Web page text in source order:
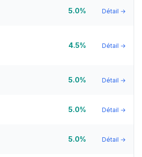
5.0% Détail →
4.5% Détail →
5.0% Détail →
5.0% Détail →
5.0% Détail →